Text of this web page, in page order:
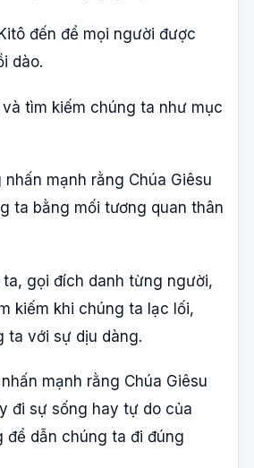
đến để mọi người được
dào.
và tìm kiếm chúng ta như mục
mạnh rằng Chúa Giêsu
ta bằng mối tương quan thân
gọi đích danh từng người,
kiếm khi chúng ta lạc lối,
ta với sự dịu dàng.
mạnh rằng Chúa Giêsu
đi sự sống hay tự do của
để dẫn chúng ta đi đúng